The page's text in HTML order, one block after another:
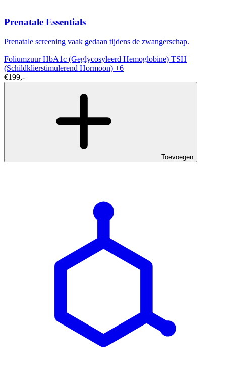
Prenatale Essentials
Prenatale screening vaak gedaan tijdens de zwangerschap.
FoliumzuurHbA1c (Geglycosyleerd Hemoglobine) TSH
(Schildklierstimulerend Hormoon) +6
€199,-
Toevoegen